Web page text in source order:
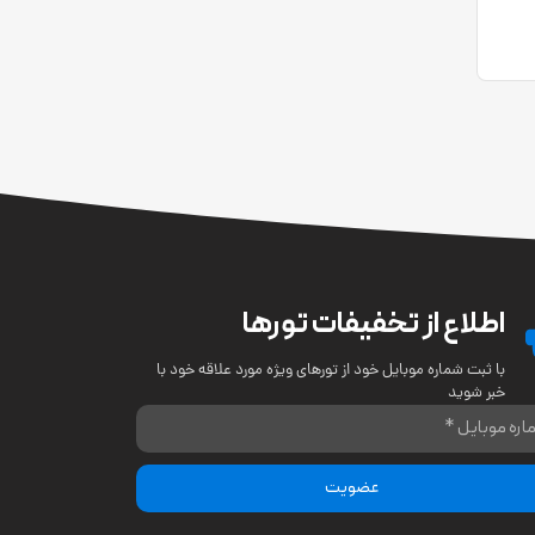
اطلاع از تخفیفات تورها
با ثبت شماره موبایل خود از تورهای ویژه مورد علاقه خود با
خبر شوید
عضویت